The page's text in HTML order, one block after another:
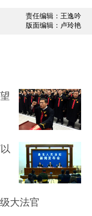
责任编辑：王逸吟
版面编辑：卢玲艳
大法官